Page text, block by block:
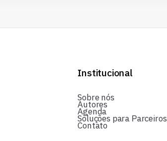
Institucional
Sobre nós
Autores
Agenda
Soluções para Parceiros
Contato